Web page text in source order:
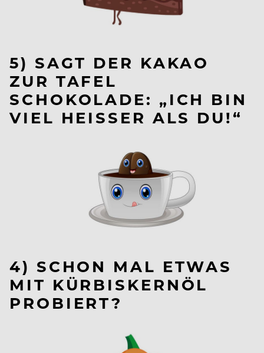
5) SAGT DER KAKAO
ZUR TAFEL
SCHOKOLADE: „ICH BIN
VIEL HEISSER ALS DU!“
4) SCHON MAL ETWAS
MIT KÜRBISKERNÖL
PROBIERT?